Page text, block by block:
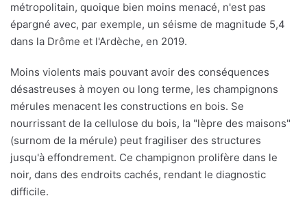
métropolitain, quoique bien moins menacé, n'est pas
épargné avec, par exemple, un séisme de magnitude 5,4
dans la Drôme et l'Ardèche, en 2019.
Moins violents mais pouvant avoir des conséquences
désastreuses à moyen ou long terme, les champignons
mérules menacent les constructions en bois. Se
nourrissant de la cellulose du bois, la "lèpre des maisons"
(surnom de la mérule) peut fragiliser des structures
jusqu'à effondrement. Ce champignon prolifère dans le
noir, dans des endroits cachés, rendant le diagnostic
difficile.